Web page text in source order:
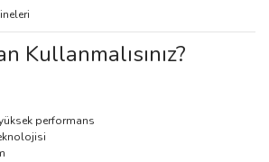
Kullanmalısınız?
performans